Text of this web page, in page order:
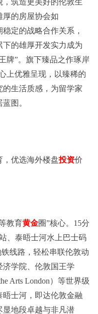
筑造更美好的伦敦生
厚的房屋协会如
稳定的战略合作关系，
的雄厚开发实力成为
牌”。旗下臻品之作琢岸
上优雅呈现，以臻稀的
生活质感，为留学家
图。
，优选海外楼盘投资价
教育黄金圈”核心。15分
、泰晤士河水上巴士码
铁线路，轻松串联伦敦动
济学院、伦敦国王学
Arts London）等世界级
士河，即达伦敦金融
地段卓越与非凡潜